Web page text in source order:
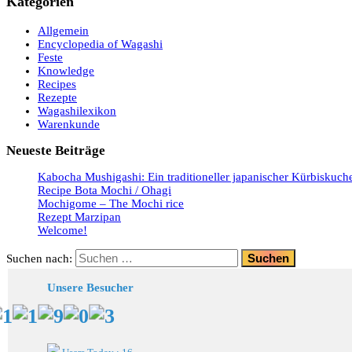
Allgemein
Encyclopedia of Wagashi
Feste
Knowledge
Recipes
Rezepte
Wagashilexikon
Warenkunde
Neueste Beiträge
Kabocha Mushigashi: Ein traditioneller japanischer
Recipe Bota Mochi / Ohagi
Mochigome – The Mochi rice
Rezept Marzipan
Welcome!
Suchen nach:
Unsere Besucher